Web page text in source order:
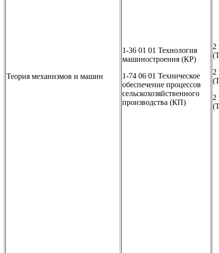
Теория механизмов и машин
1-36 01 01 Технология
машиностроения (КР)
1-74 06 01 Техническое
обеспечение процессов
сельскохозяйственного
производства (КП)
2
2
2